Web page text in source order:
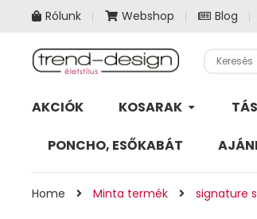
Rólunk Webshop Blog
AKCIÓK KOSARAK
PONCHO, ESŐKABÁT
Home Minta termék signature